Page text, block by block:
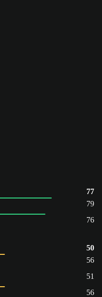
77
79
76
50
56
51
56